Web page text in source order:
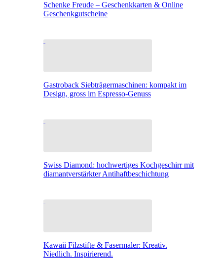
Schenke Freude – Geschenkkarten & Online
Geschenkgutscheine
Gastroback Siebträgermaschinen: kompakt im
Design, gross im Espresso-Genuss
Swiss Diamond: hochwertiges Kochgeschirr mit
diamantverstärkter Antihaftbeschichtung
Kawaii Filzstifte & Fasermaler: Kreativ.
Niedlich. Inspirierend.